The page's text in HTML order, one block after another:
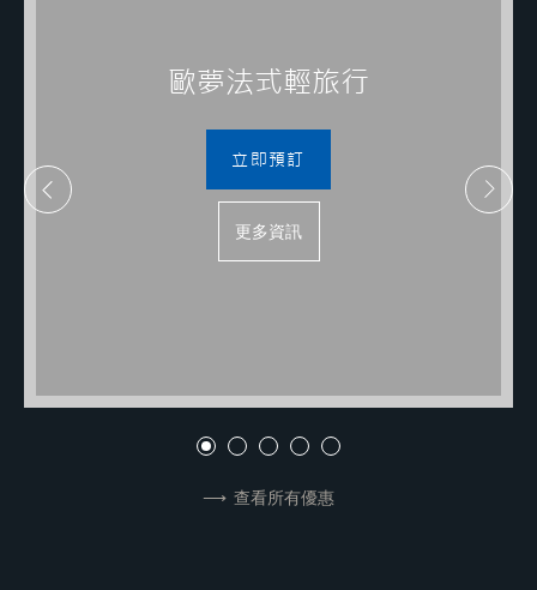
歐夢法式輕旅行
立即預訂
更多資訊
查看所有優惠